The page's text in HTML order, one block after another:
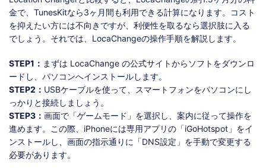
金で、TunesKitなら3ヶ月間も利用できる計算になります。コスト
を抑えたい方には不向きですが、利便性を取るなら選択肢に入る
でしょう。それでは、LocaChangeの操作手順を解説します。
STEP1： まずは LocaChange の公式サイトからソフトをダウンロ
ードし、パソコンへインストールします。
STEP2： USBケーブルを使って、スマートフォンをパソコンにし
っかりと接続しましょう。
STEP3： 画面で「ゲームモード」を選択し、案内に従って操作を
進めます。この際、iPhoneには専用アプリの「iGoHotspot」をイ
ンストールし、画面の指示通りに「DNS設定」を手動で変更する
必要があります。